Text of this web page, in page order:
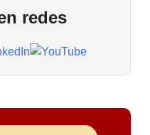
redes